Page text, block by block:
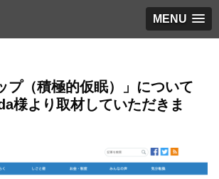
MENU
プ（積極的仮眠）」について
様より取材していただきま